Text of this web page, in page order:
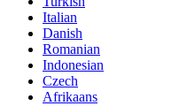
Italian
Danish
Romanian
Indonesian
Czech
Afrikaans